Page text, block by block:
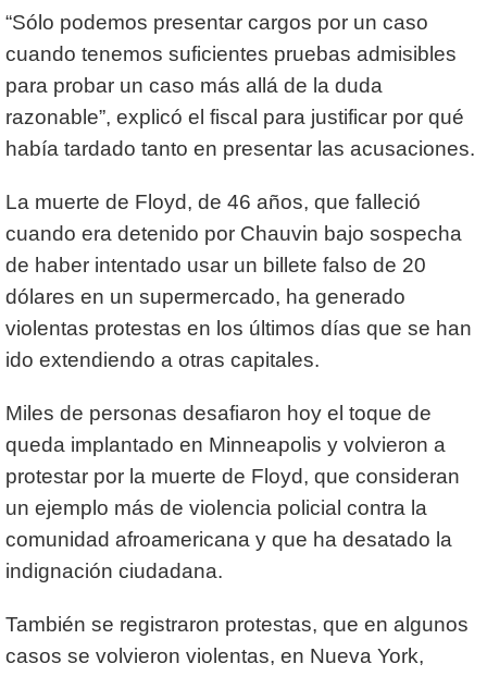
“Sólo podemos presentar cargos por un caso
cuando tenemos suficientes pruebas admisibles
para probar un caso más allá de la duda
razonable”, explicó el fiscal para justificar por qué
había tardado tanto en presentar las acusaciones.
La muerte de Floyd, de 46 años, que falleció
cuando era detenido por Chauvin bajo sospecha
de haber intentado usar un billete falso de 20
dólares en un supermercado, ha generado
violentas protestas en los últimos días que se han
ido extendiendo a otras capitales.
Miles de personas desafiaron hoy el toque de
queda implantado en Minneapolis y volvieron a
protestar por la muerte de Floyd, que consideran
un ejemplo más de violencia policial contra la
comunidad afroamericana y que ha desatado la
indignación ciudadana.
También se registraron protestas, que en algunos
casos se volvieron violentas, en Nueva York,